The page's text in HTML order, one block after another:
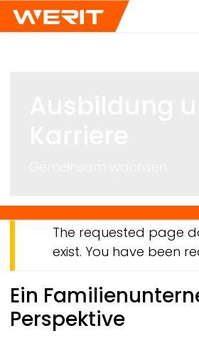
Warnmeldung
The requested page
exist. You have been
Breadcrumb
Ein
Perspektive